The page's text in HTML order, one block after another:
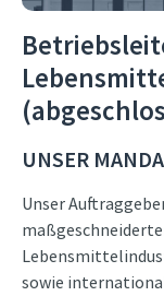
UNSER
Unser
sowie